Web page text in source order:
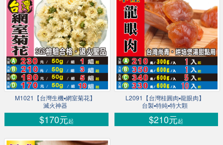
M1021【台灣生機▪網室菊花】
滅火神器
$170元起
L2091【台灣桂圓肉▪龍眼肉】
台製▪特純▪特大顆
$210元起